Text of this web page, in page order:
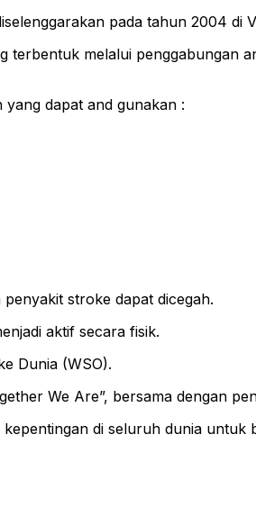
pada tahun 2004 di
terbentuk melalui penggabungan
dapat and gunakan :
stroke dapat dicegah.
aktif secara fisik.
Dunia (WSO).
We Are”, bersama dengan
di seluruh dunia untuk